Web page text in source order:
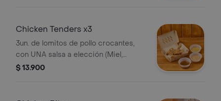
Chicken Tenders x3
3un. de lomitos de pollo crocantes,
con UNA salsa a elección (Miel,
Mostaza BBQ, Salsa Picante o Salsa
$ 13.900